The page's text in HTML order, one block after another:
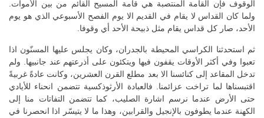
الوقوف فإن القامة المنتصبة هي قامة المسيح القائم من بين الأموات.
ولما كان القداس لا يقام في القديم الا يوم الفصح الأسبوعي الذي هو يوم
الأحد، صار كل قداس يقام مثل ذبيحة الأحد أي وقوفا.
ثم استحدثنا الكراسي المحيطة بالجدران، وكان يجلس عليها المسنّون اذا
تعبوا وفي أكثر الأوقات يقفون فيها ويتكئون على أذرعتهم عند جانبيها. ولم
تدخل المقاعد إلى كنائسنا الا بعد مطلع القرن العشرين، وكانت عادةً غربيةً
اقتبسناها لما تراخت عزائمنا. فالعبادة الأرثوذكسية تتضمن انحناء للأيادي
حتى الأرض عندما نرسم اشارة الصليب، كما تتضمن التفاتات منا إلى
الكهنة عندما يطوفون بالإنجيل والقرابين، وهذا ما لا يتيسّر اذا انحصرنا في